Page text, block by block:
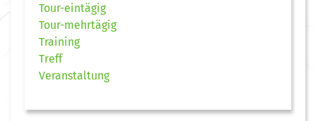
Tour-eintägig
Tour-mehrtägig
Training
Treff
Veranstaltung